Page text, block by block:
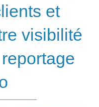
et
visibilité